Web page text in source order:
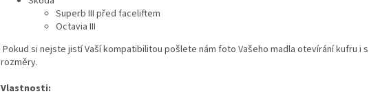
Superb III před faceliftem
Octavia III
Pokud si nejste jistí Vaší kompatibilitou pošlete nám foto Vašeho madla otevírání kufru i s
rozměry.
Vlastnosti: